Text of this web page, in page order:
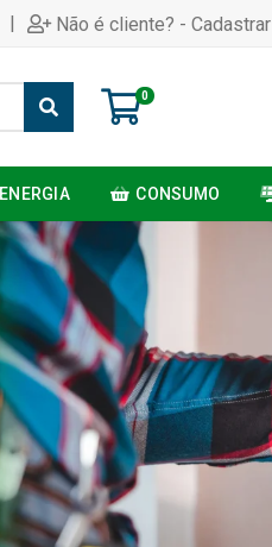
| Não é cliente? - Cadastrar
0
ENERGIA CONSUMO